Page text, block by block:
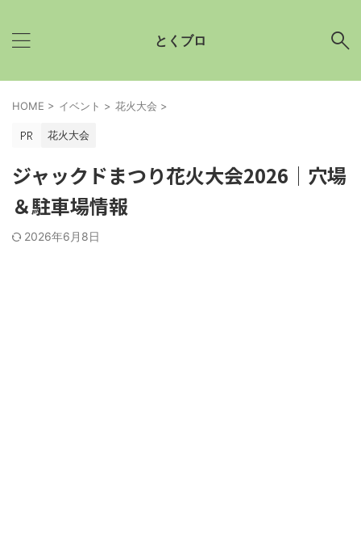
とくブロ
HOME > イベント > 花火大会 >
花火大会
ジャックドまつり花火大会2026│穴場
＆駐車場情報
2026年6月8日